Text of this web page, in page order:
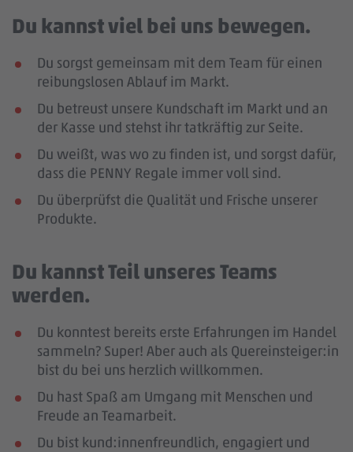
Du kannst viel bei uns bewegen.
Du sorgst gemeinsam mit dem Team für einen
reibungslosen Ablauf im Markt.
Du betreust unsere Kundschaft im Markt und an
der Kasse und stehst ihr tatkräftig zur Seite.
Du weißt, was wo zu finden ist, und sorgst dafür,
dass die PENNY Regale immer voll sind.
Du überprüfst die Qualität und Frische unserer
Produkte.
Du kannst Teil unseres Teams
werden.
Du konntest bereits erste Erfahrungen im Handel
sammeln? Super! Aber auch als Quereinsteiger:in
bist du bei uns herzlich willkommen.
Du hast Spaß am Umgang mit Menschen und
Freude an Teamarbeit.
Du bist kund:innenfreundlich, engagiert und